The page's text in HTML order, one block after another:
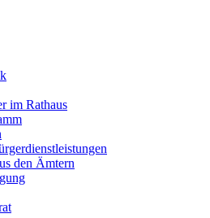
im Rathaus
den Ämtern